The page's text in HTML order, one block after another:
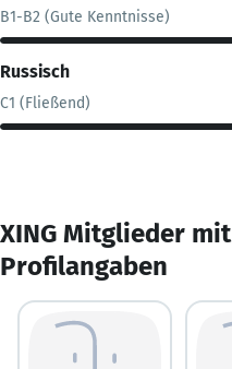
B1-B2 (Gute Kenntnisse)
Russisch
C1 (Fließend)
XING Mitglieder
Profilangaben